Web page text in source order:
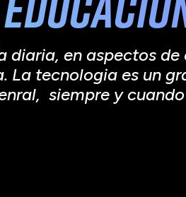
diaria, en aspectos
La tecnologia es un
siempre y